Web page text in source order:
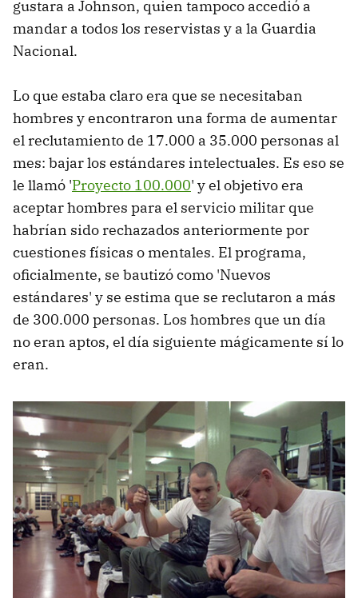
gustara a Johnson, quien tampoco accedió a
mandar a todos los reservistas y a la Guardia
Nacional.
Lo que estaba claro era que se necesitaban
hombres y encontraron una forma de aumentar
el reclutamiento de 17.000 a 35.000 personas al
mes: bajar los estándares intelectuales. Es eso se
le llamó 'Proyecto 100.000' y el objetivo era
aceptar hombres para el servicio militar que
habrían sido rechazados anteriormente por
cuestiones físicas o mentales. El programa,
oficialmente, se bautizó como 'Nuevos
estándares' y se estima que se reclutaron a más
de 300.000 personas. Los hombres que un día
no eran aptos, el día siguiente mágicamente sí lo
eran.